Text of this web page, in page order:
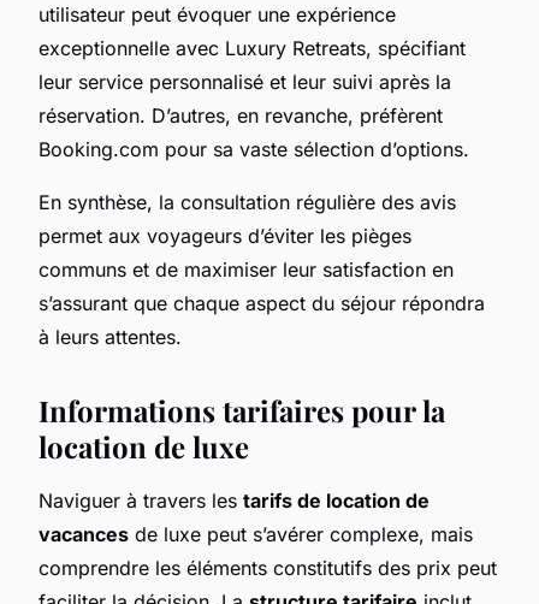
utilisateur peut évoquer une expérience
exceptionnelle avec Luxury Retreats, spécifiant
leur service personnalisé et leur suivi après la
réservation. D’autres, en revanche, préfèrent
Booking.com pour sa vaste sélection d’options.
En synthèse, la consultation régulière des avis
permet aux voyageurs d’éviter les pièges
communs et de maximiser leur satisfaction en
s’assurant que chaque aspect du séjour répondra
à leurs attentes.
Informations tarifaires pour la
location de luxe
Naviguer à travers les tarifs de location de
vacances de luxe peut s’avérer complexe, mais
comprendre les éléments constitutifs des prix peut